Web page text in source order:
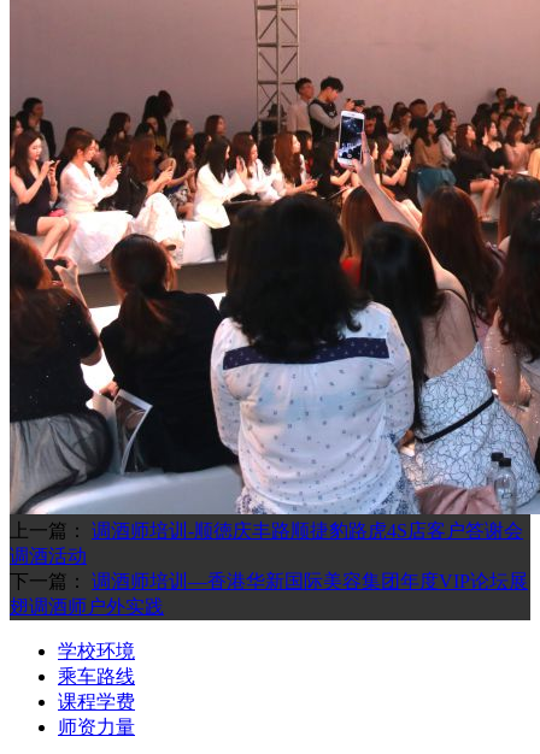
上一篇： 调酒师培训-顺徳庆丰路顺捷豹路虎4S店客户答谢会
调酒活动
下一篇： 调酒师培训—香港华新国际美容集团年度VIP论坛展
翅调酒师户外实践
学校环境
乘车路线
课程学费
师资力量